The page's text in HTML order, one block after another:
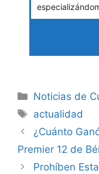
Categories
Noticias de
Tags
actualidad
¿Cuánto
Premier 12 de
Prohíben